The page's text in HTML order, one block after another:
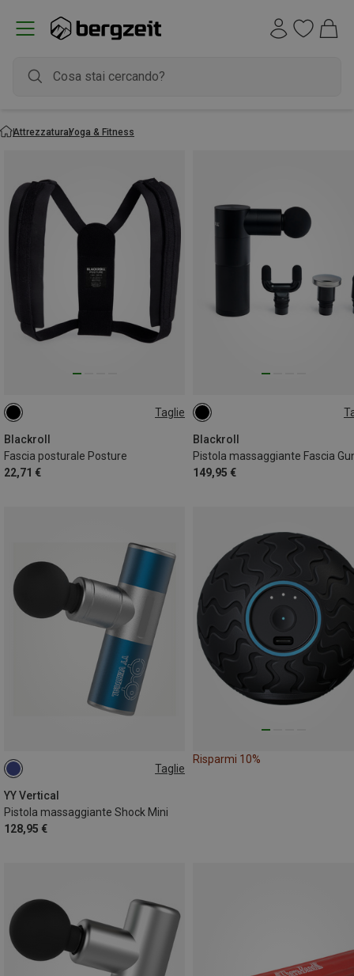
AttrezzaturaYoga & Fitness
Taglie
Blackroll
Fascia posturale Posture
22,71 €
XL-XXL
Blackroll
Pistola massaggiante Fascia
149,95 €
ONE SIZE
Taglie
YY Vertical
Pistola massaggiante Shock Mini
128,95 €
ONE SIZE
Risparmi 10%